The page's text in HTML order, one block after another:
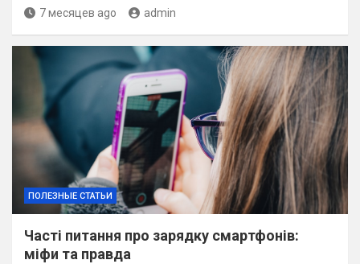
7 месяцев ago admin
ПОЛЕЗНЫЕ СТАТЬИ
Часті питання про зарядку смартфонів:
міфи та правда